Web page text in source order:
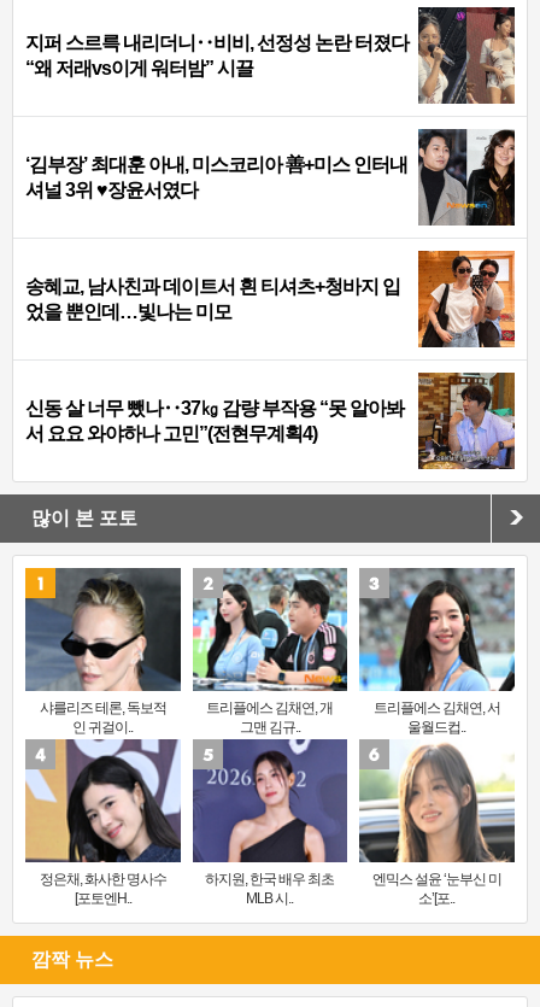
지퍼 스르륵 내리더니‥비비, 선정성 논란 터졌다
“왜 저래vs이게 워터밤” 시끌
‘김부장’ 최대훈 아내, 미스코리아 善+미스 인터내
셔널 3위 ♥장윤서였다
송혜교, 남사친과 데이트서 흰 티셔츠+청바지 입
었을 뿐인데…빛나는 미모
신동 살 너무 뺐나‥37㎏ 감량 부작용 “못 알아봐
서 요요 와야하나 고민”(전현무계획4)
많이 본 포토
샤를리즈 테론, 독보적
인 귀걸이..
트리플에스 김채연, 개
그맨 김규..
트리플에스 김채연, 서
울월드컵..
정은채, 화사한 명사수
[포토엔H..
하지원, 한국 배우 최초
MLB 시..
엔믹스 설윤 ‘눈부신 미
소’[포..
깜짝 뉴스